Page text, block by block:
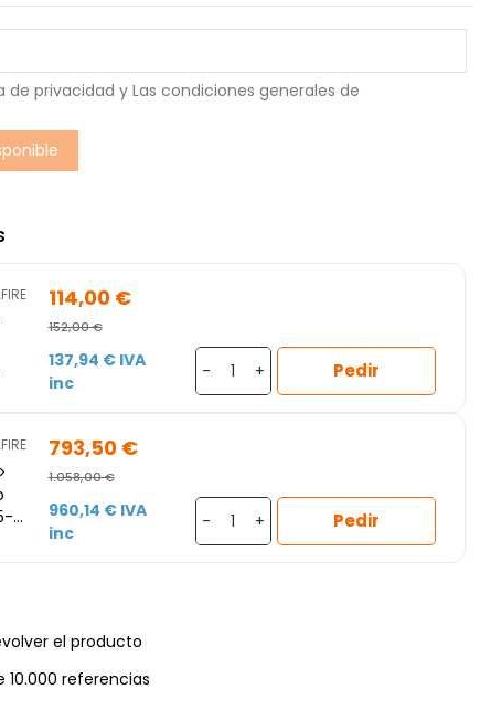
de privacidad y Las condiciones generales de
114,00 €
152,00 €
137,94 € IVA
inc
- + Pedir
793,50 €
1.058,00 €
960,14 € IVA
inc
- + Pedir
el producto
10.000 referencias